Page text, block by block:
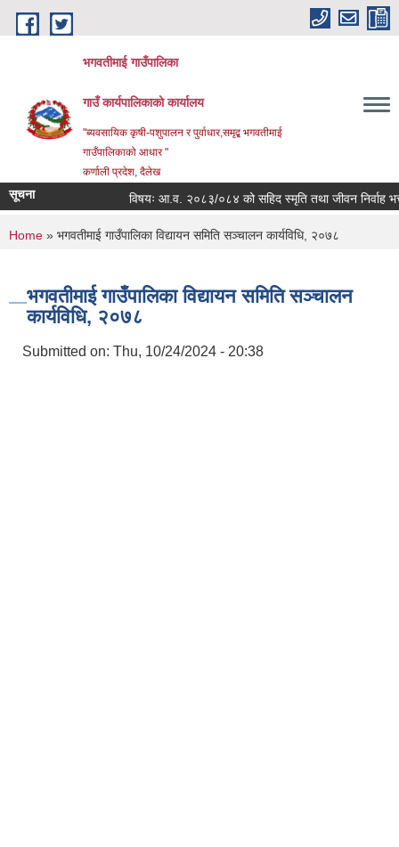
Skip to main content
भगवतीमाई गाउँपालिका
गाउँ कार्यपालिकाको कार्यालय
"ब्यवसायिक कृषी-पशुपालन र पुर्वाधार,समृद्ब भगवतीमाई
गाउँपालिकाको आधार "
कर्णाली प्रदेश, दैलेख
सूचना विषयः आ.व. २०८३/०८४ को सहिद स्मृति तथा जीवन निर्वाह भत्ता
You are here
Home » भगवतीमाई गाउँपालिका विद्यायन समिति सञ्चालन कार्यविधि, २०७८
भगवतीमाई गाउँपालिका विद्यायन समिति सञ्चालन
कार्यविधि, २०७८
Submitted on: Thu, 10/24/2024 - 20:38